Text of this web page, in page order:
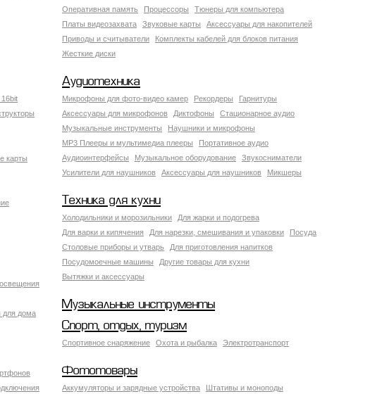
Оперативная память
Процессоры
Тюнеры для компьютера
Платы видеозахвата
Звуковые карты
Аксессуары для накопителей
Приводы и считыватели
Комплекты кабелей для блоков питания
Жесткие диски
Аудиотехника
Микрофоны для фото-видео камер Рекордеры
Гарнитуры
Аксессуары для микрофонов
Диктофоны
Стационарное аудио
Музыкальные инструменты
Наушники и микрофоны
MP3 Плееры и мультимедиа плееры
Портативное аудио
Аудиоинтерфейсы
Музыкальное оборудование
Звукосниматели
Усилители для наушников
Аксессуары для наушников Микшеры
карты
Техника для кухни
Холодильники и морозильники
Для жарки и подогрева
Для варки и кипячения
Для нарезки, смешивания и упаковки
Посуда
Столовые приборы и утварь
Для приготовления напитков
Посудомоечные машины
Другие товары для кухни
Вытяжки и аксессуары
для дома
Музыкальные инструменты
Спорт, отдых, туризм
Спортивное снаряжение Охота и рыбалка Электротранспорт
Фототовары
Аккумуляторы и зарядные устройства Штативы и моноподы